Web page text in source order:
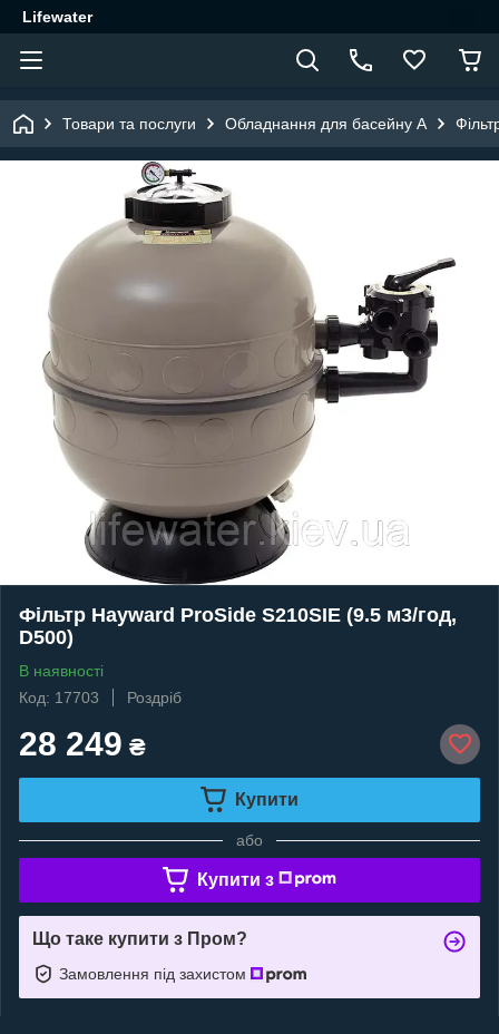
Lifewater
Товари та послуги Обладнання для басейну A
Фільтр Hayward ProSide S210SIE (9.5 м3/год,
D500)
В наявності
Код: 17703
Роздріб
28 249 ₴
Купити
або
Купити з
Що таке купити з Пром?
Замовлення під захистом